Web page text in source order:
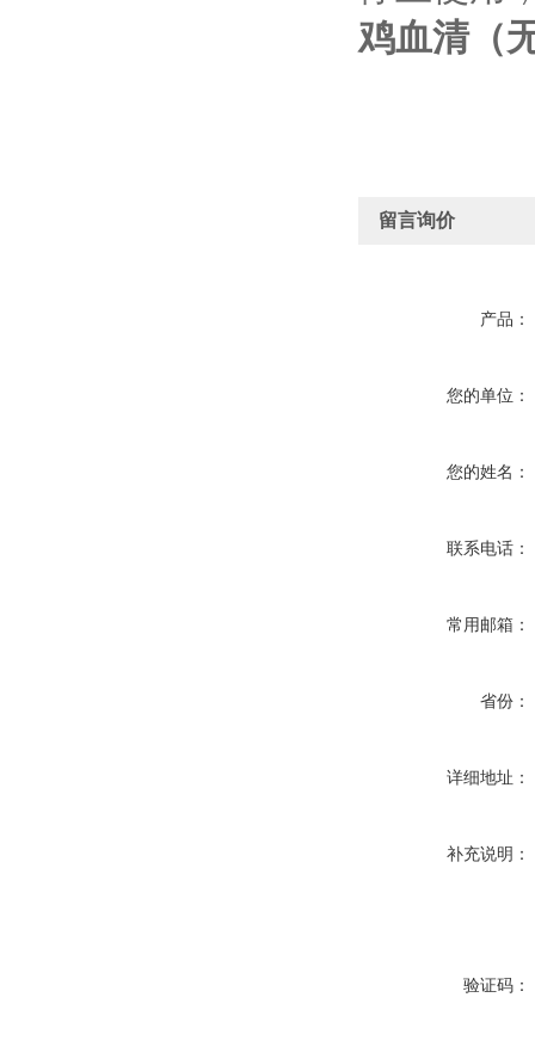
鸡血清（
留言询价
产品：
您的单位：
您的姓名：
联系电话：
常用邮箱：
省份：
详细地址：
补充说明：
验证码：